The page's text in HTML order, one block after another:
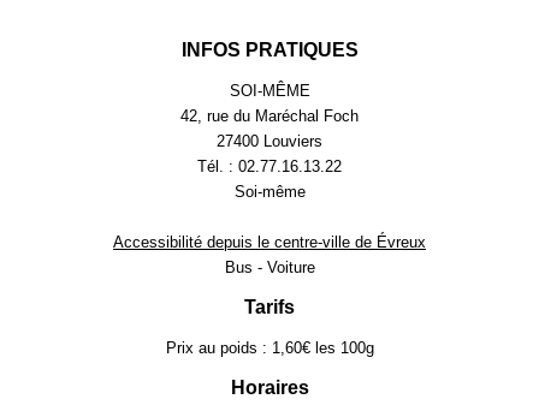
INFOS PRATIQUES
SOI-MÊME
42, rue du Maréchal Foch
27400 Louviers
Tél. : 02.77.16.13.22
Soi-même
Accessibilité depuis le centre-ville de Évreux
Bus - Voiture
Tarifs
Prix au poids : 1,60€ les 100g
Horaires